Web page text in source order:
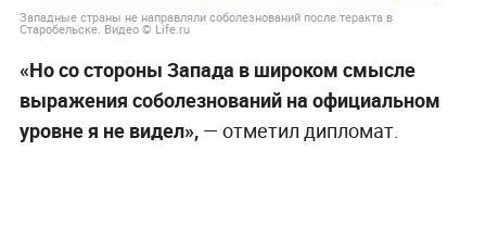
Западные страны не направляли соболезнований после теракта в
Старобельске. Видео © Life.ru
«Но со стороны Запада в широком смысле
выражения соболезнований на официальном
уровне я не видел»,— отметил дипломат.